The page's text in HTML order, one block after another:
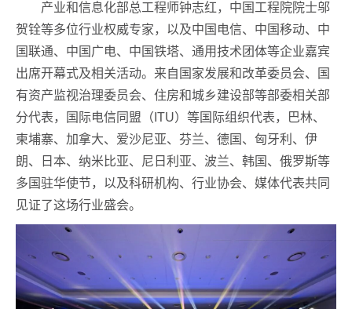
产业和信息化部总工程师钟志红，中国工程院院士邬
贺铨等多位行业权威专家，以及中国电信、中国移动、中
国联通、中国广电、中国铁塔、通用技术团体等企业嘉宾
出席开幕式及相关活动。来自国家发展和改革委员会、国
有资产监视治理委员会、住房和城乡建设部等部委相关部
分代表，国际电信同盟（ITU）等国际组织代表，巴林、
柬埔寨、加拿大、爱沙尼亚、芬兰、德国、匈牙利、伊
朗、日本、纳米比亚、尼日利亚、波兰、韩国、俄罗斯等
多国驻华使节，以及科研机构、行业协会、媒体代表共同
见证了这场行业盛会。